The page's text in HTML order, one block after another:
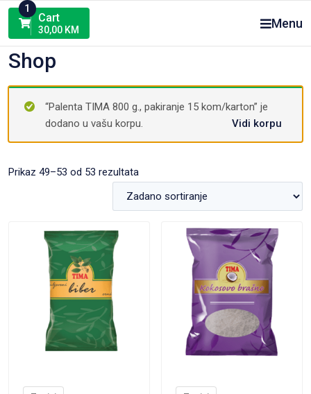
Skip
content
1
Cart
30,00 KM Menu
Shop
“Palenta TIMA 800 g., pakiranje 15 kom/karton” je
dodano u vašu korpu.
Vidi korpu
Prikaz 49–53 od 53 rezultata